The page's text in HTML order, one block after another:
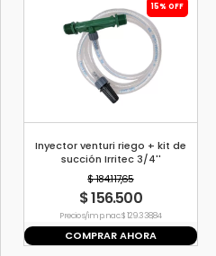
15% OFF
Inyector venturi riego + kit de
succión Irritec 3/4''
$ 184.117,65
$ 156.500
Precio s/imp. nac. $ 129.338,84
COMPRAR AHORA